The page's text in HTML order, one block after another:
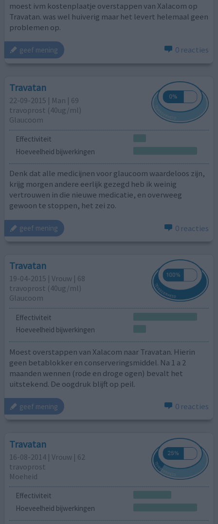
moest ivm kostenplaatje overstappen van Xalacom op
Travatan. was wel huiverig maar het levert helemaal geen
problemen op.
geef mening 0 reacties
Travatan
22-09-2015 | Man | 69
travoprost (40ug/ml)
Glaucoom
Effectiviteit
Hoeveelheid bijwerkingen
Denk dat alle medicijnen voor glaucoom waardeloos zijn,
krijg morgen andere eerlijk gezegd heb ik weinig
vertrouwen in die nieuwe medicatie, en overweeg
gewoon te stoppen, het zei zo.
geef mening 0 reacties
Travatan
19-04-2015 | Vrouw | 68
travoprost (40ug/ml)
Glaucoom
Effectiviteit
Hoeveelheid bijwerkingen
Moest overstappen van Xalacom naar Travatan. Hierin
geen betablokker en conserveringsmiddel. Na 1 a 2
maanden wennen (rode en droge ogen) bevalt het
uitstekend. De oogdruk blijft op peil.
geef mening 0 reacties
Travatan
16-08-2014 | Vrouw | 62
travoprost
Moeheid
Effectiviteit
Hoeveelheid bijwerkingen